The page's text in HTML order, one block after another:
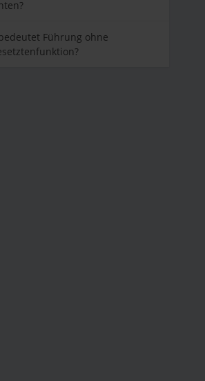
Führung ohne